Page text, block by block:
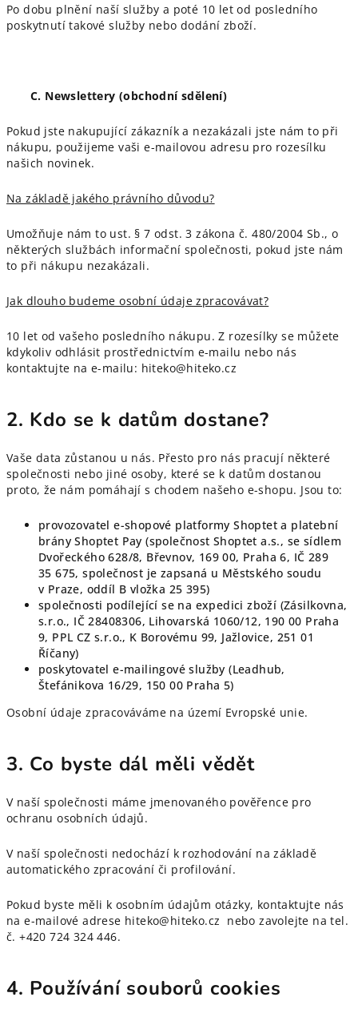
Po dobu plnění naší služby a poté 10 let od posledního
poskytnutí takové služby nebo dodání zboží.
C. Newslettery (obchodní sdělení)
Pokud jste nakupující zákazník a nezakázali jste nám to při
nákupu, použijeme vaši e-mailovou adresu pro rozesílku
našich novinek.
Na základě jakého právního důvodu?
Umožňuje nám to ust. § 7 odst. 3 zákona č. 480/2004 Sb., o
některých službách informační společnosti, pokud jste nám
to při nákupu nezakázali.
Jak dlouho budeme osobní údaje zpracovávat?
10 let od vašeho posledního nákupu. Z rozesílky se můžete
kdykoliv odhlásit prostřednictvím e-mailu nebo nás
kontaktujte na e-mailu: hiteko@hiteko.cz
2. Kdo se k datům dostane?
Vaše data zůstanou u nás. Přesto pro nás pracují některé
společnosti nebo jiné osoby, které se k datům dostanou
proto, že nám pomáhají s chodem našeho e-shopu. Jsou to:
provozovatel e-shopové platformy Shoptet a platební
brány Shoptet Pay (společnost Shoptet a.s., se sídlem
Dvořeckého 628/8, Břevnov, 169 00, Praha 6, IČ 289
35 675, společnost je zapsaná u Městského soudu
v Praze, oddíl B vložka 25 395)
společnosti podílející se na expedici zboží (Zásilkovna,
s.r.o., IČ 28408306, Lihovarská 1060/12, 190 00 Praha
9, PPL CZ s.r.o., K Borovému 99, Jažlovice, 251 01
Říčany)
poskytovatel e-mailingové služby (Leadhub,
Štefánikova 16/29, 150 00 Praha 5)
Osobní údaje zpracováváme na území Evropské unie.
3. Co byste dál měli vědět
V naší společnosti máme jmenovaného pověřence pro
ochranu osobních údajů.
V naší společnosti nedochází k rozhodování na základě
automatického zpracování či profilování.
Pokud byste měli k osobním údajům otázky, kontaktujte nás
na e-mailové adrese hiteko@hiteko.cz nebo zavolejte na tel.
č.+420 724 324 446.
4. Používání souborů cookies